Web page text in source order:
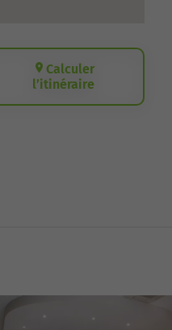
Calculer
l’itinéraire